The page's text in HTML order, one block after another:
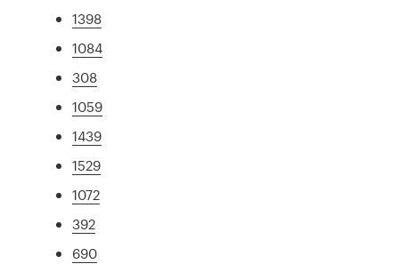
1398
1084
308
1059
1439
1529
1072
392
690